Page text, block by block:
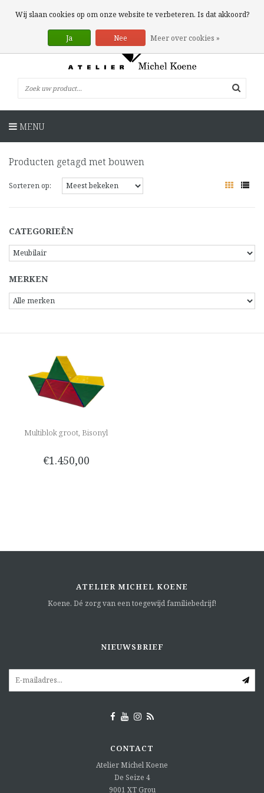
0 Artikelen
MENU
Producten getagd met bouwen
Sorteren op:
CATEGORIEËN
MERKEN
Multiblok groot, Bisonyl
€1.450,00
ATELIER MICHEL KOENE
Koene. Dé zorg van een toegewijd familiebedrijf!
NIEUWSBRIEF
CONTACT
Atelier Michel Koene
De Seize 4
9001 XT Grou
Wij slaan cookies op om onze website te verbeteren. Is dat akkoord?
Ja Nee Meer over cookies »